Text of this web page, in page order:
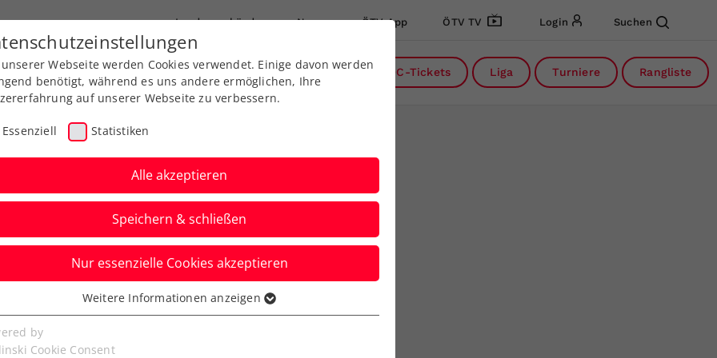
Landesverbände News ÖTV App ÖTV TV Login Suchen
Ausbildung Services Über uns DC-Tickets Liga Turniere Rangliste
stark auf dem
Webseite werden Cookies verwendet. Einige davon werden
benötigt, während es uns andere ermöglichen, Ihre
auf unserer Webseite zu verbessern.
Essenziell Statistiken
Alle akzeptieren
Speichern & schließen
Nur essenzielle Cookies akzeptieren
Cookies werden für grundlegende Funktionen der
benötigt. Dadurch ist gewährleistet, dass die Webseite
Weitere Informationen anzeigen
by
Cookie Consent